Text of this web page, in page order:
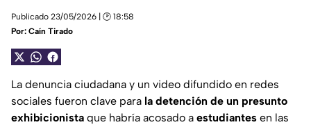
Publicado 23/05/2026 | 🕑 18:58
Por: Caín Tirado
La denuncia ciudadana y un video difundido en redes
sociales fueron clave para la detención de un presunto
exhibicionista que habría acosado a estudiantes en las